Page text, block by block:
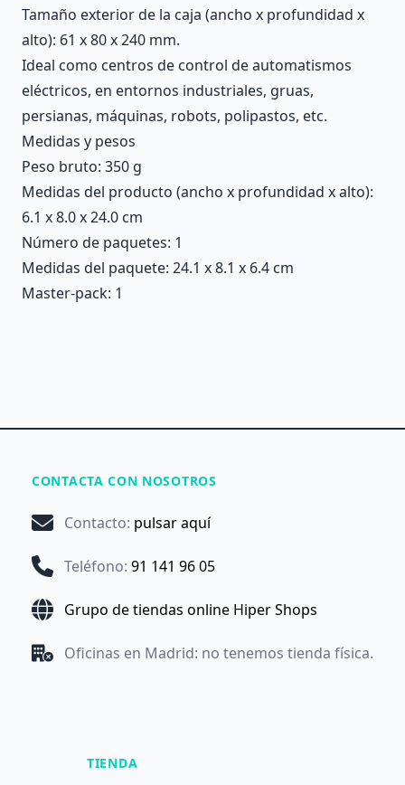
Tamaño exterior de la caja (ancho x profundidad x
alto): 61 x 80 x 240 mm.
Ideal como centros de control de automatismos
eléctricos, en entornos industriales, gruas,
persianas, máquinas, robots, polipastos, etc.
Medidas y pesos
Peso bruto: 350 g
Medidas del producto (ancho x profundidad x alto):
6.1 x 8.0 x 24.0 cm
Número de paquetes: 1
Medidas del paquete: 24.1 x 8.1 x 6.4 cm
Master-pack: 1
CONTACTA CON NOSOTROS
Contacto: pulsar aquí
Teléfono: 91 141 96 05
Grupo de tiendas online Hiper Shops
Oficinas en Madrid: no tenemos tienda física.
TIENDA